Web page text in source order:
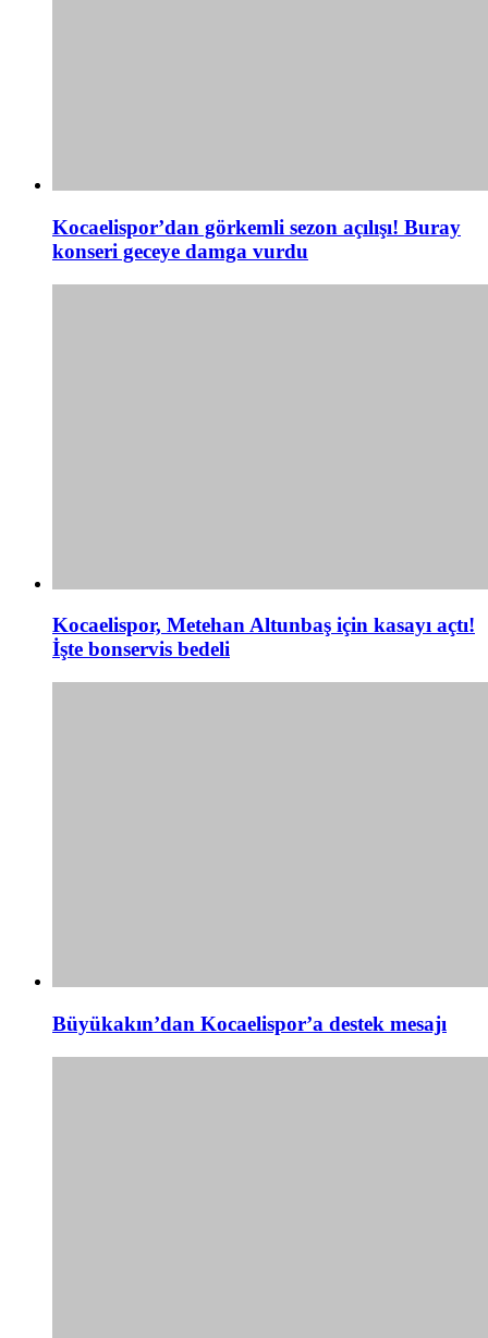
Kocaelispor’dan görkemli sezon açılışı! Buray
konseri geceye damga vurdu
Kocaelispor, Metehan Altunbaş için kasayı açtı!
İşte bonservis bedeli
Büyükakın’dan Kocaelispor’a destek mesajı